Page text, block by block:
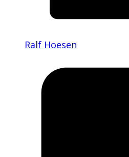
Ralf Hoesen